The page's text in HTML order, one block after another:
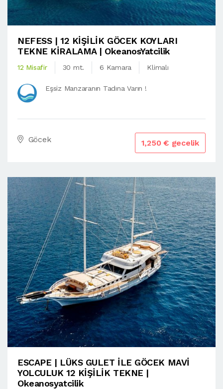
NEFESS | 12 KİŞİLİK GÖCEK KOYLARI
TEKNE KİRALAMA | OkeanosYatcilik
12 Misafir 30 mt. 6 Kamara Klimalı
Eşsiz Manzaranın Tadına Varın !
Göcek 1,250 € gecelik
ESCAPE | LÜKS GULET İLE GÖCEK MAVİ
YOLCULUK 12 KİŞİLİK TEKNE |
Okeanosyatcilik